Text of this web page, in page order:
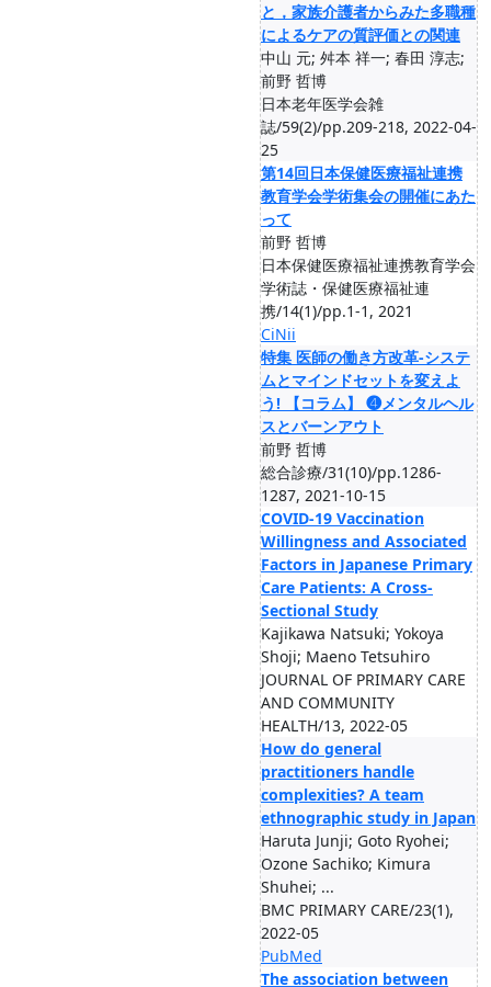
と，家族介護者からみた多職種
によるケアの質評価との関連
中山 元; 舛本 祥一; 春田 淳志;
前野 哲博
日本老年医学会雑
誌/59(2)/pp.209-218, 2022-04-
25
第14回日本保健医療福祉連携
教育学会学術集会の開催にあた
って
前野 哲博
日本保健医療福祉連携教育学会
学術誌・保健医療福祉連
携/14(1)/pp.1-1, 2021
CiNii
特集 医師の働き方改革-システ
ムとマインドセットを変えよ
う! 【コラム】 ❹メンタルヘル
スとバーンアウト
前野 哲博
総合診療/31(10)/pp.1286-
1287, 2021-10-15
COVID-19 Vaccination
Willingness and Associated
Factors in Japanese Primary
Care Patients: A Cross-
Sectional Study
Kajikawa Natsuki; Yokoya
Shoji; Maeno Tetsuhiro
JOURNAL OF PRIMARY CARE
AND COMMUNITY
HEALTH/13, 2022-05
How do general
practitioners handle
complexities? A team
ethnographic study in Japan
Haruta Junji; Goto Ryohei;
Ozone Sachiko; Kimura
Shuhei; ...
BMC PRIMARY CARE/23(1),
2022-05
PubMed
The association between